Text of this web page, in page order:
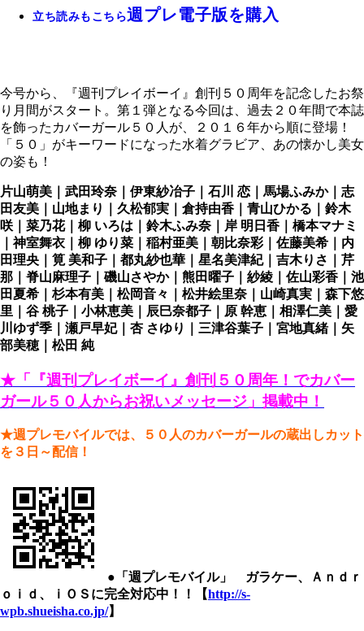
立ち読みもこちら週プレ電子版を購入
今号から、『週刊プレイボーイ』創刊５０周年を記念したお祭
り月間がスタート。第１弾となる今回は、過去２０年間で本誌
を飾ったカバーガール５０人が、２０１６年から順に登場！
「５０」がキーワードになった水着グラビア、あの懐かし美女
の姿も！
片山萌美｜武田玲奈｜伊東紗冶子｜石川 恋｜馬場ふみか｜志
田友美｜山地まり｜久松郁実｜倉持由香｜青山ひかる｜鈴木
咲｜菜乃花｜柳 いろは｜鈴木ふみ奈｜岸 明日香｜橋本マナミ
｜神室舞衣｜柳 ゆり菜｜稲村亜美｜朝比奈彩｜佐藤美希｜内
田理央｜筧 美和子｜都丸紗也華｜星名美津紀｜吉木りさ｜芹
那｜脊山麻理子｜磯山さやか｜熊田曜子｜紗綾｜佐山彩香｜池
田夏希｜杉本有美｜松岡音々｜松井絵里奈｜山崎真実｜森下悠
里｜谷 桃子｜小林恵美｜辰巳奈都子｜原 幹恵｜相澤仁美｜愛
川ゆず季｜瀬戸早妃｜杏 さゆり｜三津谷葉子｜宮地真緒｜矢
部美穂｜松田 純
★「『週刊プレイボーイ』創刊５０周年！でカバー
ガール５０人からお祝いメッセージ」掲載中！
★週プレモバイルでは、５０人のカバーガールの蔵出しカット
を３日～配信！
●「週プレモバイル」 ガラケー、Ａｎｄｒ
ｏｉｄ、ｉＯＳに完全対応中！！【http://s-
wpb.shueisha.co.jp/】